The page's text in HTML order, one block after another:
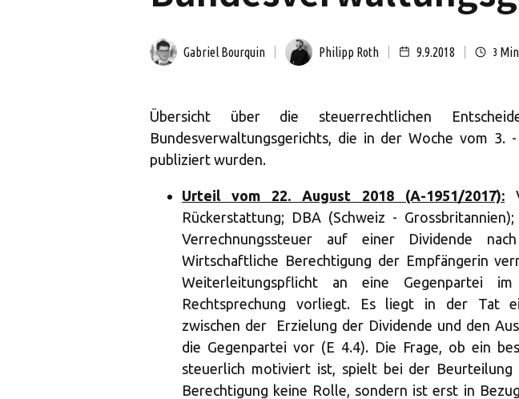
Gabriel Bourquin Philipp Roth 9.9.2018 3
Übersicht über die steuerrechtlichen
Bundesverwaltungsgerichts, die in der Woche vom 3.
publiziert wurden.
Urteil vom 22. August 2018 (A-1951/2017):
Rückerstattung; DBA (Schweiz -
Verrechnungssteuer auf einer Dividende
Wirtschaftliche Berechtigung der Empfängerin
Weiterleitungspflicht an eine Gegenpartei
Rechtsprechung vorliegt. Es liegt in der Tat
zwischen der Erzielung der Dividende und den
die Gegenpartei vor (E 4.4). Die Frage, ob ein
steuerlich motiviert ist, spielt bei der Beurteilung
Berechtigung keine Rolle, sondern ist erst in